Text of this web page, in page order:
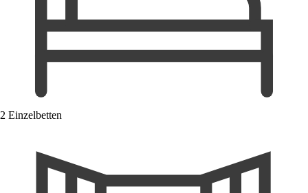
2 Einzelbetten